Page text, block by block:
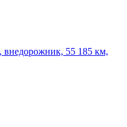
внедорожник, 55 185 км,